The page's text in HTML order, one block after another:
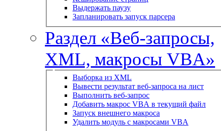
Выдержать паузу
Запланировать запуск парсера
Раздел «Веб-запросы,
XML, макросы VBA»
Выборка из XML
Вывести результат веб-запроса на лист
Выполнить веб-запрос
Добавить макрос VBA в текущий файл
Запуск внешнего макроса
Удалить модуль с макросами VBA